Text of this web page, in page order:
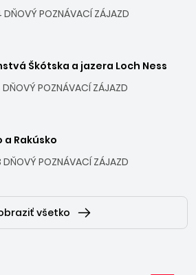
DŇOVÝ POZNÁVACÍ ZÁJAZD
Škótska a jazera Loch Ness
DŇOVÝ POZNÁVACÍ ZÁJAZD
a Rakúsko
DŇOVÝ POZNÁVACÍ ZÁJAZD
všetko